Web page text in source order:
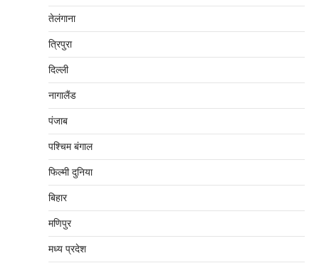
तेलंगाना
त्रिपुरा
दिल्‍ली
नागालैंड
पंजाब
पश्चिम बंगाल
फिल्मी दुनिया
बिहार
मणिपुर
मध्‍य प्रदेश